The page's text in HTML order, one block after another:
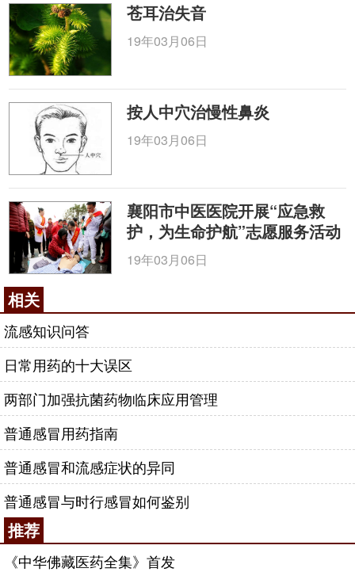
苍耳治失音
19年03月06日
按人中穴治慢性鼻炎
19年03月06日
襄阳市中医医院开展“应急救
护，为生命护航”志愿服务活动
19年03月06日
相关
流感知识问答
日常用药的十大误区
两部门加强抗菌药物临床应用管理
普通感冒用药指南
普通感冒和流感症状的异同
普通感冒与时行感冒如何鉴别
推荐
《中华佛藏医药全集》首发